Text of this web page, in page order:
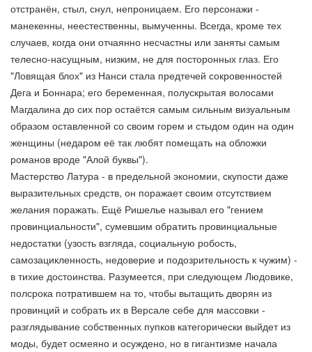
отстранён, стыл, снул, непроницаем. Его персонажи -
манекенны, неестественны, вымученны. Всегда, кроме тех
случаев, когда они отчаянно несчастны или заняты самым
телесно-насущным, низким, не для посторонных глаз. Его
"Ловящая блох" из Нанси стала предтечей сокровенностей
Дега и Боннара; его беременная, полускрытая волосами
Магдалина до сих пор остаётся самым сильным визуальным
образом оставленной со своим горем и стыдом один на один
женщины (недаром её так любят помещать на обложки
романов вроде "Алой буквы").
Мастерство Латура - в предельной экономии, скупости даже
выразительных средств, он поражает своим отсутствием
желания поражать. Ещё Ришелье называл его "гением
провинциальности", сумевшим обратить провинциальные
недостатки (узость взгляда, социальную робость,
самозацикленность, недоверие и подозрительность к чужим) -
в тихие достоинства. Разумеется, при следующем Людовике,
полсрока потратившем на то, чтобы вытащить дворян из
провинций и собрать их в Версале себе для массовки -
разглядывание собственных пупков категорически выйдет из
моды, будет осмеяно и осуждено, но в гигантизме начала